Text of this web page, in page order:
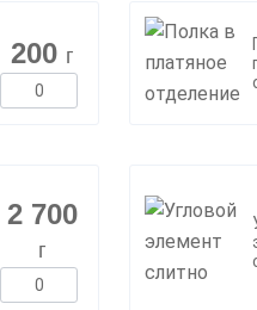
200 г
2 700
г